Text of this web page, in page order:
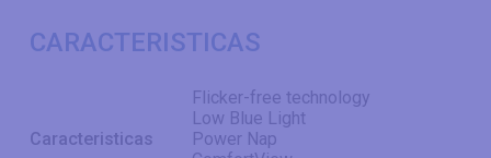
CARACTERISTICAS
Caracteristicas
Flicker-free technology
Low Blue Light
Power Nap